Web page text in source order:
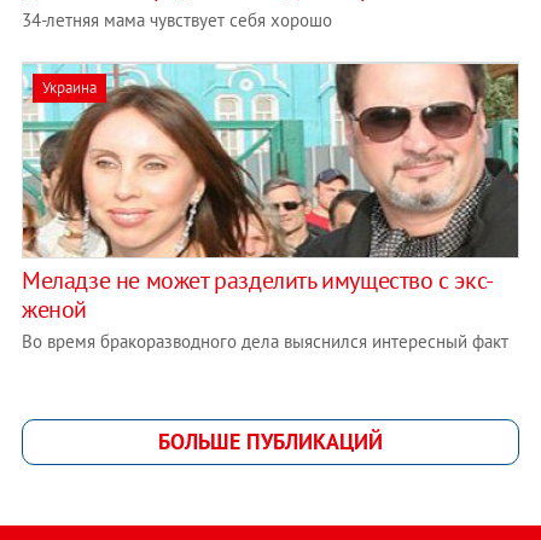
34-летняя мама чувствует себя хорошо
Украина
Меладзе не может разделить имущество с экс-
женой
Во время бракоразводного дела выяснился интересный факт
БОЛЬШЕ ПУБЛИКАЦИЙ